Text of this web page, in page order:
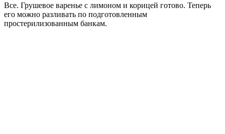
Все. Грушевое варенье с лимоном и корицей готово. Теперь
его можно разливать по подготовленным
простерилизованным банкам.